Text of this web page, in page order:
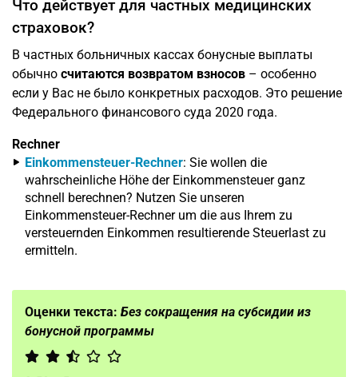
Что действует для частных медицинских
страховок?
В частных больничных кассах бонусные выплаты
обычно считаются возвратом взносов – особенно
если у Вас не было конкретных расходов. Это решение
Федерального финансового суда 2020 года.
Rechner
Einkommensteuer-Rechner: Sie wollen die
wahrscheinliche Höhe der Einkommensteuer ganz
schnell berechnen? Nutzen Sie unseren
Einkommensteuer-Rechner um die aus Ihrem zu
versteuernden Einkommen resultierende Steuerlast zu
ermitteln.
Оценки текста: Без сокращения на субсидии из
бонусной программы